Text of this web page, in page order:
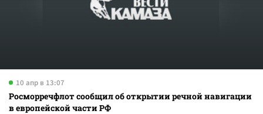
10 апр в 13:07
Росморречфлот сообщил об открытии речной навигации
в европейской части РФ